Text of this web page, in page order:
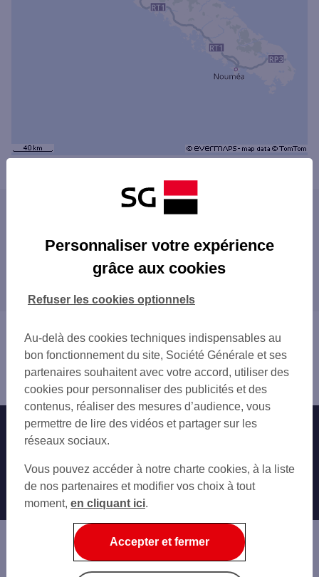
Les distributeurs/automates dans les villes
Les distributeurs/automates dans les
Distributeurs/automates
Nouvelle-Calédonie
Nos engagements Nous contacter
Autres sites SG
Professionnels
Entreprises
Associations
Banque privée
Personnaliser votre expérience
grâce aux cookies
Au-delà des cookies techniques indispensables au
bon fonctionnement du site, Société Générale et ses
partenaires souhaitent avec votre accord, utiliser des
cookies pour personnaliser des publicités et des
contenus, réaliser des mesures d’audience, vous
permettre de lire des vidéos et partager sur les
réseaux sociaux.
Vous pouvez accéder à notre charte cookies, à la liste
de nos partenaires et modifier vos choix à tout
moment, en cliquant ici.
Refuser les cookies optionnels
Accepter et fermer